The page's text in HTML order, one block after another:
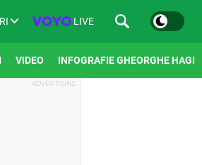
LIVE
VIDEO INFOGRAFIE GHEORGHE HAGI